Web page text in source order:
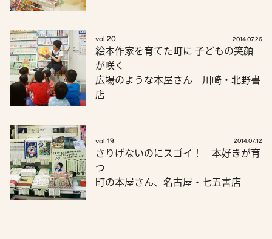
vol.20 2014.07.26
絵本作家を育てた町に 子どもの笑顔
が咲く
広場のような本屋さん 川崎・北野書
店
vol.19 2014.07.12
さりげないのにスゴイ！ 本好きが育
つ
町の本屋さん、名古屋・七五書店